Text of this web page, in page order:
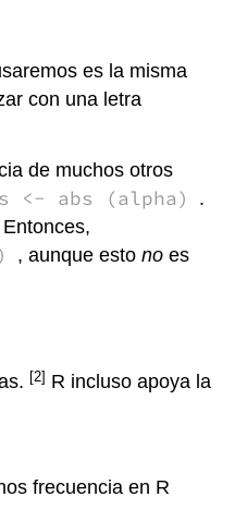
es la misma
con una letra
de muchos otros
<- abs (alpha)
.
, aunque estono es
[2] R incluso apoya la
frecuencia en R